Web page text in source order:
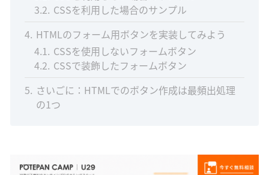
3.2 CSSを利用した場合のサンプル
4 HTMLのフォーム用ボタンを実装してみよう
4.1 CSSを使用しないフォームボタン
4.2 CSSで装飾したフォームボタン
5 さいごに：HTMLでのボタン作成は最頻出処理
の1つ